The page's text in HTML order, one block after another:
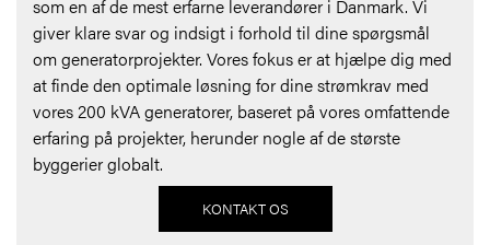
som en af de mest erfarne leverandører i Danmark. Vi
giver klare svar og indsigt i forhold til dine spørgsmål
om generatorprojekter. Vores fokus er at hjælpe dig med
at finde den optimale løsning for dine strømkrav med
vores 200 kVA generatorer, baseret på vores omfattende
erfaring på projekter, herunder nogle af de største
byggerier globalt.
KONTAKT OS